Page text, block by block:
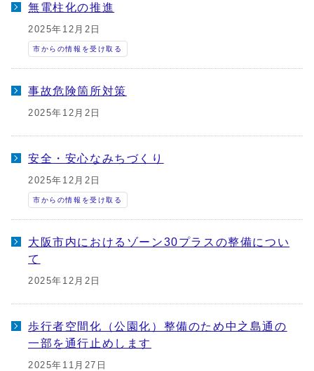
無電柱化の推進
2025年12月2日
市からの情報を受け取る
事故危険箇所対策
2025年12月2日
安全・安心なみちづくり
2025年12月2日
市からの情報を受け取る
大阪市内におけるゾーン30プラスの整備につい
て
2025年12月2日
歩行者空間化（公園化）整備のため中之島通の
一部を通行止めします
2025年11月27日